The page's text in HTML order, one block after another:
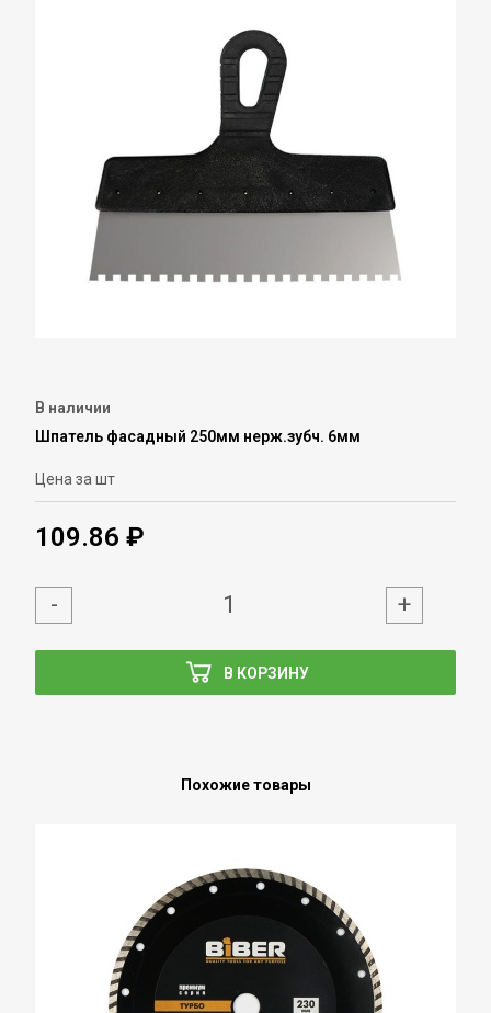
В наличии
Шпатель фасадный 250мм нерж.зубч. 6мм
Цена за шт
109.86 ₽
В КОРЗИНУ
- +
Похожие товары